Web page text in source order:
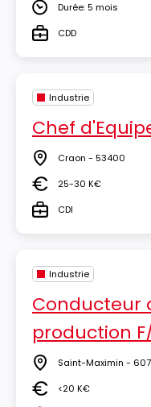
DuréeDurée: 5 mois
TypeCDD
Industrie
Chef
Lieu Craon - 53400
Salaire25-30 K€
TypeCDI
Industrie
Conducteur
production
Lieu Saint-Maximin -
Salaire<20 K€